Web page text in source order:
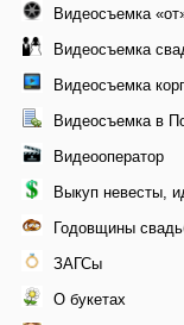
Видеосъемка
Видеосъемка
Видеосъемка
Видеосъемка в
Видеооператор
Выкуп невесты,
Годовщины
ЗАГСы
О букетах